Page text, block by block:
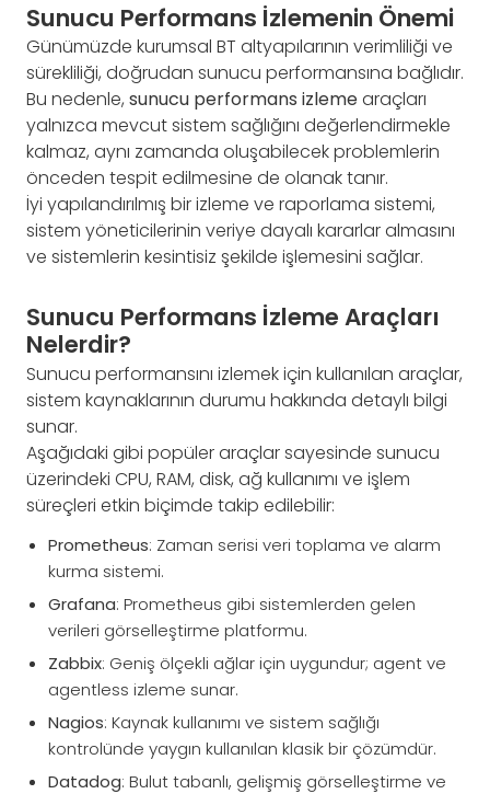
Sunucu Performans İzlemenin Önemi
Günümüzde kurumsal BT altyapılarının verimliliği ve
sürekliliği, doğrudan sunucu performansına bağlıdır.
Bu nedenle, sunucu performans izlemearaçları
yalnızca mevcut sistem sağlığını değerlendirmekle
kalmaz, aynı zamanda oluşabilecek problemlerin
önceden tespit edilmesine de olanak tanır.
İyi yapılandırılmış bir izleme ve raporlama sistemi,
sistem yöneticilerinin veriye dayalı kararlar almasını
ve sistemlerin kesintisiz şekilde işlemesini sağlar.
Sunucu Performans İzleme Araçları
Nelerdir?
Sunucu performansını izlemek için kullanılan araçlar,
sistem kaynaklarının durumu hakkında detaylı bilgi
sunar.
Aşağıdaki gibi popüler araçlar sayesinde sunucu
üzerindeki CPU, RAM, disk, ağ kullanımı ve işlem
süreçleri etkin biçimde takip edilebilir:
Prometheus: Zaman serisi veri toplama ve alarm
kurma sistemi.
Grafana: Prometheus gibi sistemlerden gelen
verileri görselleştirme platformu.
Zabbix: Geniş ölçekli ağlar için uygundur; agent ve
agentless izleme sunar.
Nagios: Kaynak kullanımı ve sistem sağlığı
kontrolünde yaygın kullanılan klasik bir çözümdür.
Datadog: Bulut tabanlı, gelişmiş görselleştirme ve